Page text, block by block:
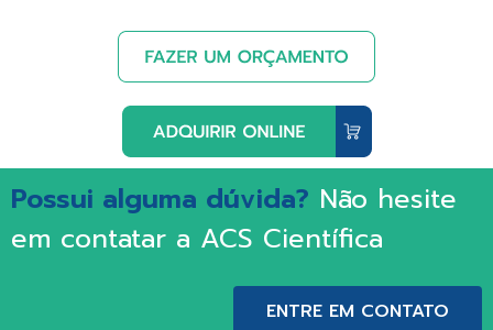
Possui alguma dúvida? Não hesite
em contatar a ACS Científica
ENTRE EM CONTATO